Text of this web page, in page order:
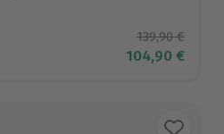
139,90 €
Aktueller
104,90 €